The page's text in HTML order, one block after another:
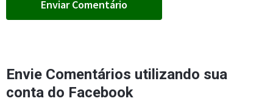
Envie Comentários utilizando sua
conta do Facebook